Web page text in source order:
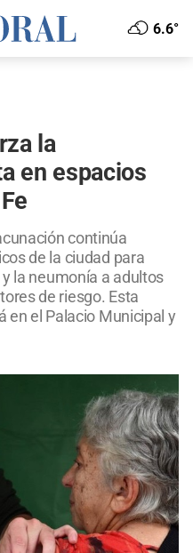
6.6°
la
en espacios
continúa
de la ciudad para
la neumonía a adultos
de riesgo. Esta
en el Palacio Municipal y